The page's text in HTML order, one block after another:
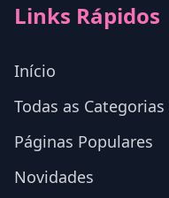
Links Rápidos
Início
Todas as Categorias
Páginas Populares
Novidades